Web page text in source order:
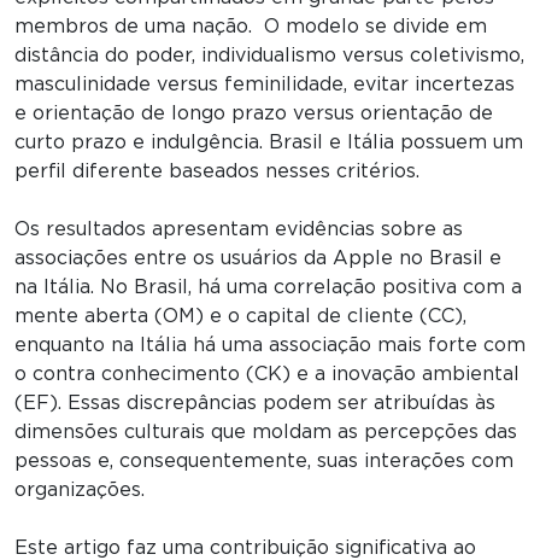
membros de uma nação. O modelo se divide em
distância do poder, individualismo versus coletivismo,
masculinidade versus feminilidade, evitar incertezas
e orientação de longo prazo versus orientação de
curto prazo e indulgência. Brasil e Itália possuem um
perfil diferente baseados nesses critérios.
Os resultados apresentam evidências sobre as
associações entre os usuários da Apple no Brasil e
na Itália. No Brasil, há uma correlação positiva com a
mente aberta (OM) e o capital de cliente (CC),
enquanto na Itália há uma associação mais forte com
o contra conhecimento (CK) e a inovação ambiental
(EF). Essas discrepâncias podem ser atribuídas às
dimensões culturais que moldam as percepções das
pessoas e, consequentemente, suas interações com
organizações.
Este artigo faz uma contribuição significativa ao